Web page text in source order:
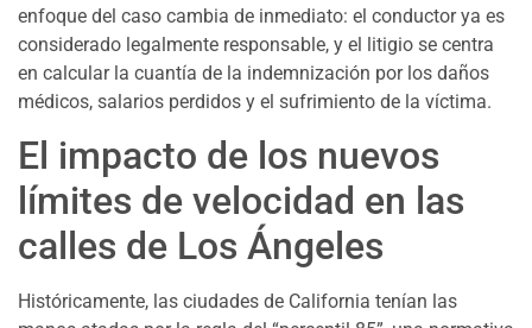
enfoque del caso cambia de inmediato: el conductor ya es
considerado legalmente responsable, y el litigio se centra
en calcular la cuantía de la indemnización por los daños
médicos, salarios perdidos y el sufrimiento de la víctima.
El impacto de los nuevos
límites de velocidad en las
calles de Los Ángeles
Históricamente, las ciudades de California tenían las